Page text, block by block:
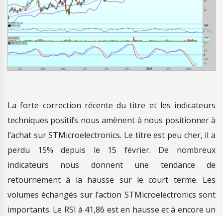
La forte correction récente du titre et les indicateurs
techniques positifs nous amènent à nous positionner à
l’achat sur STMicroelectronics. Le titre est peu cher, il a
perdu 15% depuis le 15 février. De nombreux
indicateurs nous donnent une tendance de
retournement à la hausse sur le court terme. Les
volumes échangés sur l’action STMicroelectronics sont
importants. Le RSI à 41,86 est en hausse et à encore un